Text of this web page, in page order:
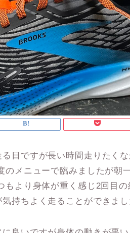
日ですが長い時間走りたく
メニューで臨みましたが朝
より身体が重く感じ2回目
持ちよく走ることができま